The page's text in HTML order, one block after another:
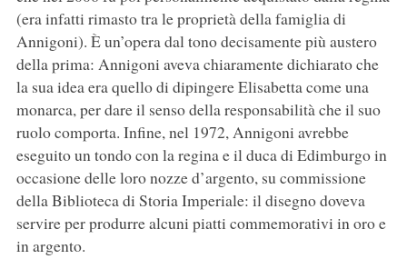
(era infatti rimasto tra le proprietà della famiglia di
Annigoni). È un’opera dal tono decisamente più austero
della prima: Annigoni aveva chiaramente dichiarato che
la sua idea era quello di dipingere Elisabetta come una
monarca, per dare il senso della responsabilità che il suo
ruolo comporta. Infine, nel 1972, Annigoni avrebbe
eseguito un tondo con la regina e il duca di Edimburgo in
occasione delle loro nozze d’argento, su commissione
della Biblioteca di Storia Imperiale: il disegno doveva
servire per produrre alcuni piatti commemorativi in oro e
in argento.